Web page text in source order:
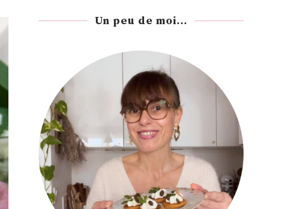
Un peu de moi...